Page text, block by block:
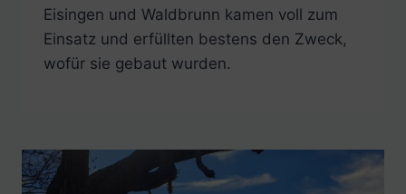
Eisingen und Waldbrunn kamen voll zum
Einsatz und erfüllten bestens den Zweck,
wofür sie gebaut wurden.